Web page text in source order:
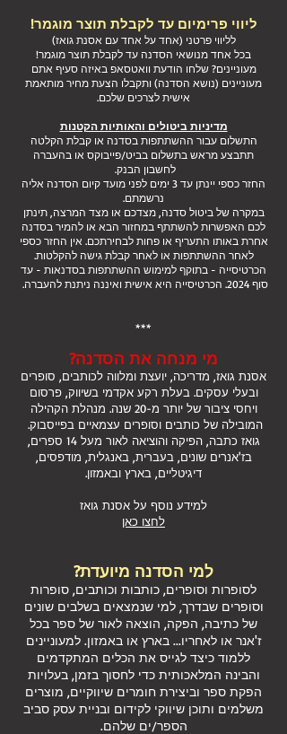
ליווי פרימיום עד לקבלת תוצר מוגמר!
לליווי פרטני (אחד על אחד עם אסנת גואז)
בכל אחד מנושאי הסדנה עד לקבלת תוצר מוגמר!
מעוניינים? שלחו הודעת וואטסאפ באיזה סעיף אתם
מעוניינים (נושא הסדנה) ותקבלו הצעת מחיר מותאמת
אישית לצרכים שלכם.
מדיניות ביטולים והאותיות הקטנות
התשלום עבור ההשתתפות בסדנה או קבלת הקלטה
תתבצע מראש בתשלום בביט/פייבוקס או בהעברה
לחשבון הבנק.
החזר כספי יינתן עד 3 ימים לפני מועד קיום הסדנה אליה
נרשמתם.
במקרה של ביטול סדנה, מצדכם או מצד המרצה, תינתן
לכם האפשרות להשתתף במחזור הבא או להמיר בסדנה
אחרת באותו התעריף או פחות לבחירתכם. אין החזר כספי
לאחר ההשתתפות או לאחר קבלת גישה להקלטות.
הכרטיסייה - בתוקף למימוש ההשתתפות בסדנאות - עד
סוף 2024. הכרטיסייה היא אישית ואיננה ניתנת להעברה.
***
מי מנחה את הסדנה?
אסנת גואז, מדריכה, יועצת ומלווה לכותבים, סופרים
ובעלי עסקים. בעלת רקע אקדמי בשיווק, פרסום
ויחסי ציבור של יותר מ-20 שנה
. מנהלת הקהילה
המובילה של כותבים וסופרים עצמאיים בפייסבוק.
גואז כתבה, הפיקה והוציאה לאור מעל 14 ספרים,
בז'אנרים שונים, בעברית, באנגלית, מודפסים,
דיגיטליים, בארץ ובאמזון.
למידע נוסף על אסנת גואז
לחצו כאן
למי הסדנה מיועדת?
לסופרות וסופרים, כותבות וכותבים, סופרות
וסופרים שבדרך, למי שנמצאים בשלבים שונים
של כתיבה, הפקה, הוצאה לאור של ספר בכל
ז'אנר או לאחריו... בארץ או באמזון. למעוניינים
ללמוד כיצד לגייס את הכלים המתקדמים
והבינה המלאכותית כדי לחסוך בזמן, בעלויות
הפקת ספר וביצירת חומרים שיווקיים, מוצרים
משלמים ותוכן שיווקי לקידום ובניית עסק סביב
הספר/ים שלהם.